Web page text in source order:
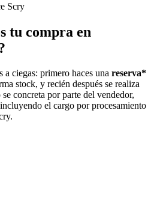
Scry
tu compra en
ciegas: primero haces una reserva*
stock, y recién después se realiza
concreta por parte del vendedor,
el cargo por procesamiento